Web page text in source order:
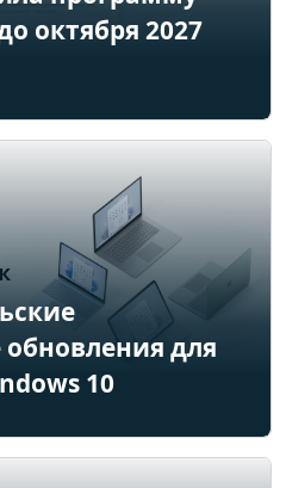
октября 2027
для
10